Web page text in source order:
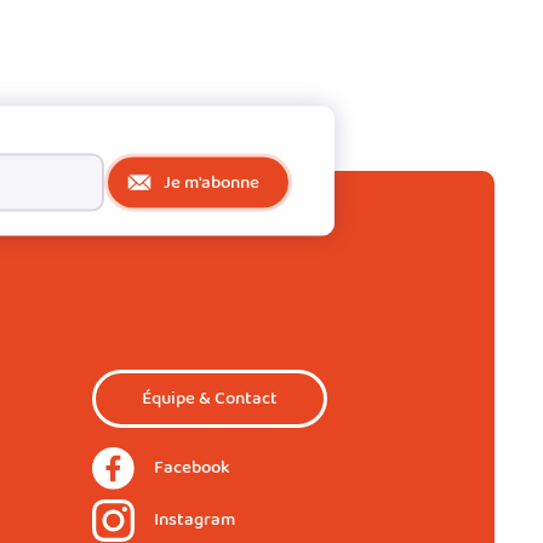
Je m'abonne
Équipe & Contact
Facebook
Instagram